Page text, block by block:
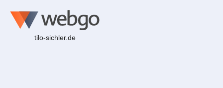
tilo-sichler.de